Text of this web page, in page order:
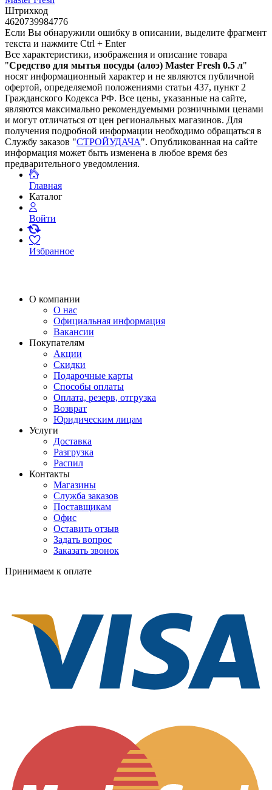
Штрихкод
4620739984776
Если Вы обнаружили ошибку в описании, выделите фрагмент
текста и нажмите Ctrl + Enter
Все характеристики, изображения и описание товара
"Средство для мытья посуды (алоэ) Master Fresh 0.5 л"
носят информационный характер и не являются публичной
офертой, определяемой положениями статьи 437, пункт 2
Гражданского Кодекса РФ. Все цены, указанные на сайте,
являются максимально рекомендуемыми розничными ценами
и могут отличаться от цен региональных магазинов. Для
получения подробной информации необходимо обращаться в
Службу заказов "СТРОЙУДАЧА". Опубликованная на сайте
информация может быть изменена в любое время без
предварительного уведомления.
Главная
Каталог
Войти
Избранное
О компании
О нас
Официальная информация
Вакансии
Покупателям
Акции
Скидки
Подарочные карты
Способы оплаты
Оплата, резерв, отгрузка
Возврат
Юридическим лицам
Услуги
Доставка
Разгрузка
Распил
Контакты
Магазины
Служба заказов
Поставщикам
Офис
Оставить отзыв
Задать вопрос
Заказать звонок
Принимаем к оплате